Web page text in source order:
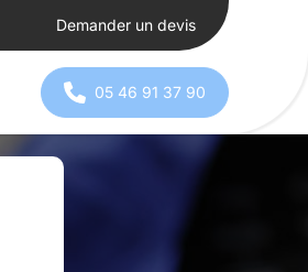
Demander un devis
05 46 91 37 90